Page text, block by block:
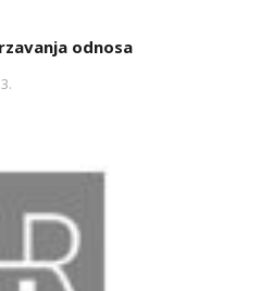
odnosa